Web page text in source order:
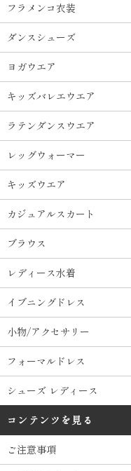
フラメンコ衣装
ダンスシューズ
ヨガウエア
キッズバレエウエア
ラテンダンスウエア
レッグウォーマー
キッズウエア
カジュアルスカート
ブラウス
レディース水着
イブニングドレス
小物/アクセサリー
フォーマルドレス
シューズ レディース
コンテンツを見る
ご注意事項